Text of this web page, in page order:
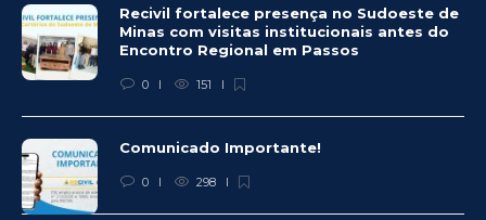
Recivil fortalece presença no Sudoeste de
Minas com visitas institucionais antes do
Encontro Regional em Passos
0 151
Comunicado Importante!
0 298